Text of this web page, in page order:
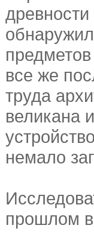
все же
труда
великана
немало
прошлом